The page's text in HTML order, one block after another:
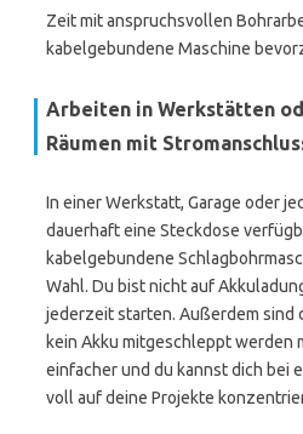
Zeit mit anspruchsvollen
kabelgebundene Maschine
Arbeiten in Werkstätten
Räumen mit
In einer Werkstatt, Garage oder
dauerhaft eine Steckdose
kabelgebundene
Wahl. Du bist nicht auf
jederzeit starten. Außerdem sind
kein Akku mitgeschleppt werden
einfacher und du kannst dich bei
voll auf deine Projekte